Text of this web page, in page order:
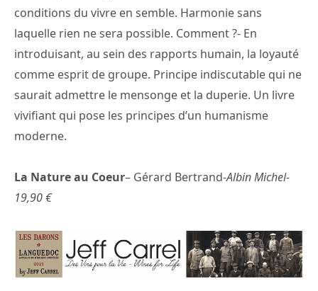
conditions du vivre en semble. Harmonie sans
laquelle rien ne sera possible. Comment ?- En
introduisant, au sein des rapports humain, la loyauté
comme esprit de groupe. Principe indiscutable qui ne
saurait admettre le mensonge et la duperie. Un livre
vivifiant qui pose les principes d’un humanisme
moderne.
La Nature au Coeur– Gérard Bertrand-Albin Michel-
19,90 €